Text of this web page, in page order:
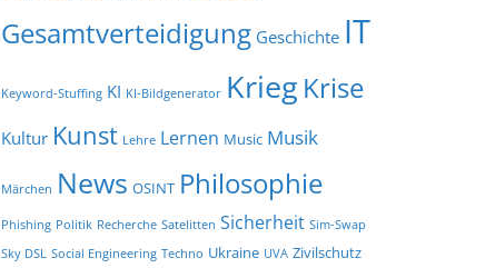
Gesamtverteidigung Geschichte IT
Keyword-Stuffing KI KI-Bildgenerator Krieg Krise
Kultur Kunst Lehre Lernen Music Musik
Märchen News OSINT Philosophie
Phishing Politik Recherche Satelitten Sicherheit Sim-Swap
Sky DSL Social Engineering Techno Ukraine UVA Zivilschutz